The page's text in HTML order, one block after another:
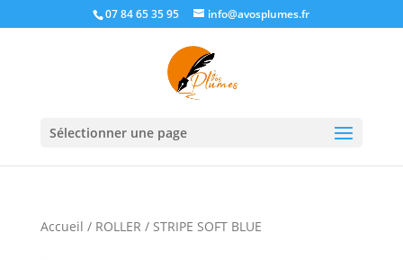
07 84 65 35 95 info@avosplumes.fr
Sélectionner une page
Accueil / ROLLER / STRIPE SOFT BLUE